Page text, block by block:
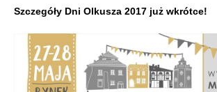
Szczegóły Dni Olkusza 2017 już wkrótce!